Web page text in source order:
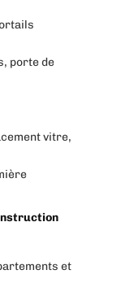
porte de
vitre,
et